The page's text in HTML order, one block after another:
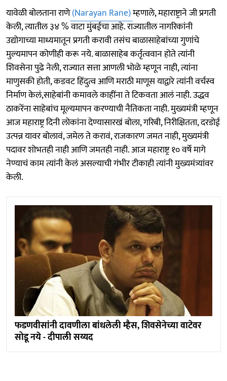
यावेळी बोलताना राणे(Narayan Rane)म्हणाले, महाराष्ट्राने जी प्रगती
केली, त्यातील ३४ % वाटा मुंबईचा आहे. राज्यातील नागरिकांनी
उद्योगाच्या माध्यमातून प्रगती करावी तसंच बाळासाहेबांच्या गुणांचे
मुल्यमापन कोणीही करू नये. बाळासाहेब कर्तृत्ववान होते त्यांनी
शिवसेना पुढे नेली, राज्यात सत्ता आणली भोळे म्हणून नाही, त्यांना
माणुसकी होती, कडवट हिंदुत्व आणि मराठी माणूस याद्वारे त्यांनी वर्चस्व
निर्माण केलं,साहेबांनी कमावले काहींना ते टिकवता आलं नाही. उद्धव
ठाकरेंना साहेबांच मूल्यमापन करण्याची नैतिकता नाही. मुख्यमंत्री म्हणून
आज महाराष्ट्र दिनी लोकांना देण्यासारखं बोला, गरिबी, निरीक्षितता, दरडोई
उत्पन्न यावर बोलावं, जमेल ते करावं, राजकारण जमत नाही, मुख्यमंत्री
पदावर शोभतही नाही आणि जमतही नाही. आज महाराष्ट्र १० वर्षे मागे
नेण्याचं काम त्यांनी केलं असल्याची गंभीर टीकाही त्यांनी मुख्यमंत्र्यांवर
केली.
फडणवीसांनी दावणीला बांधलेली म्हैस, शिवसेनेच्या वाटेवर
सोडू नये - दीपाली सय्यद